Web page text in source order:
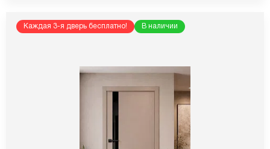
Каждая 3-я дверь бесплатно! В наличии